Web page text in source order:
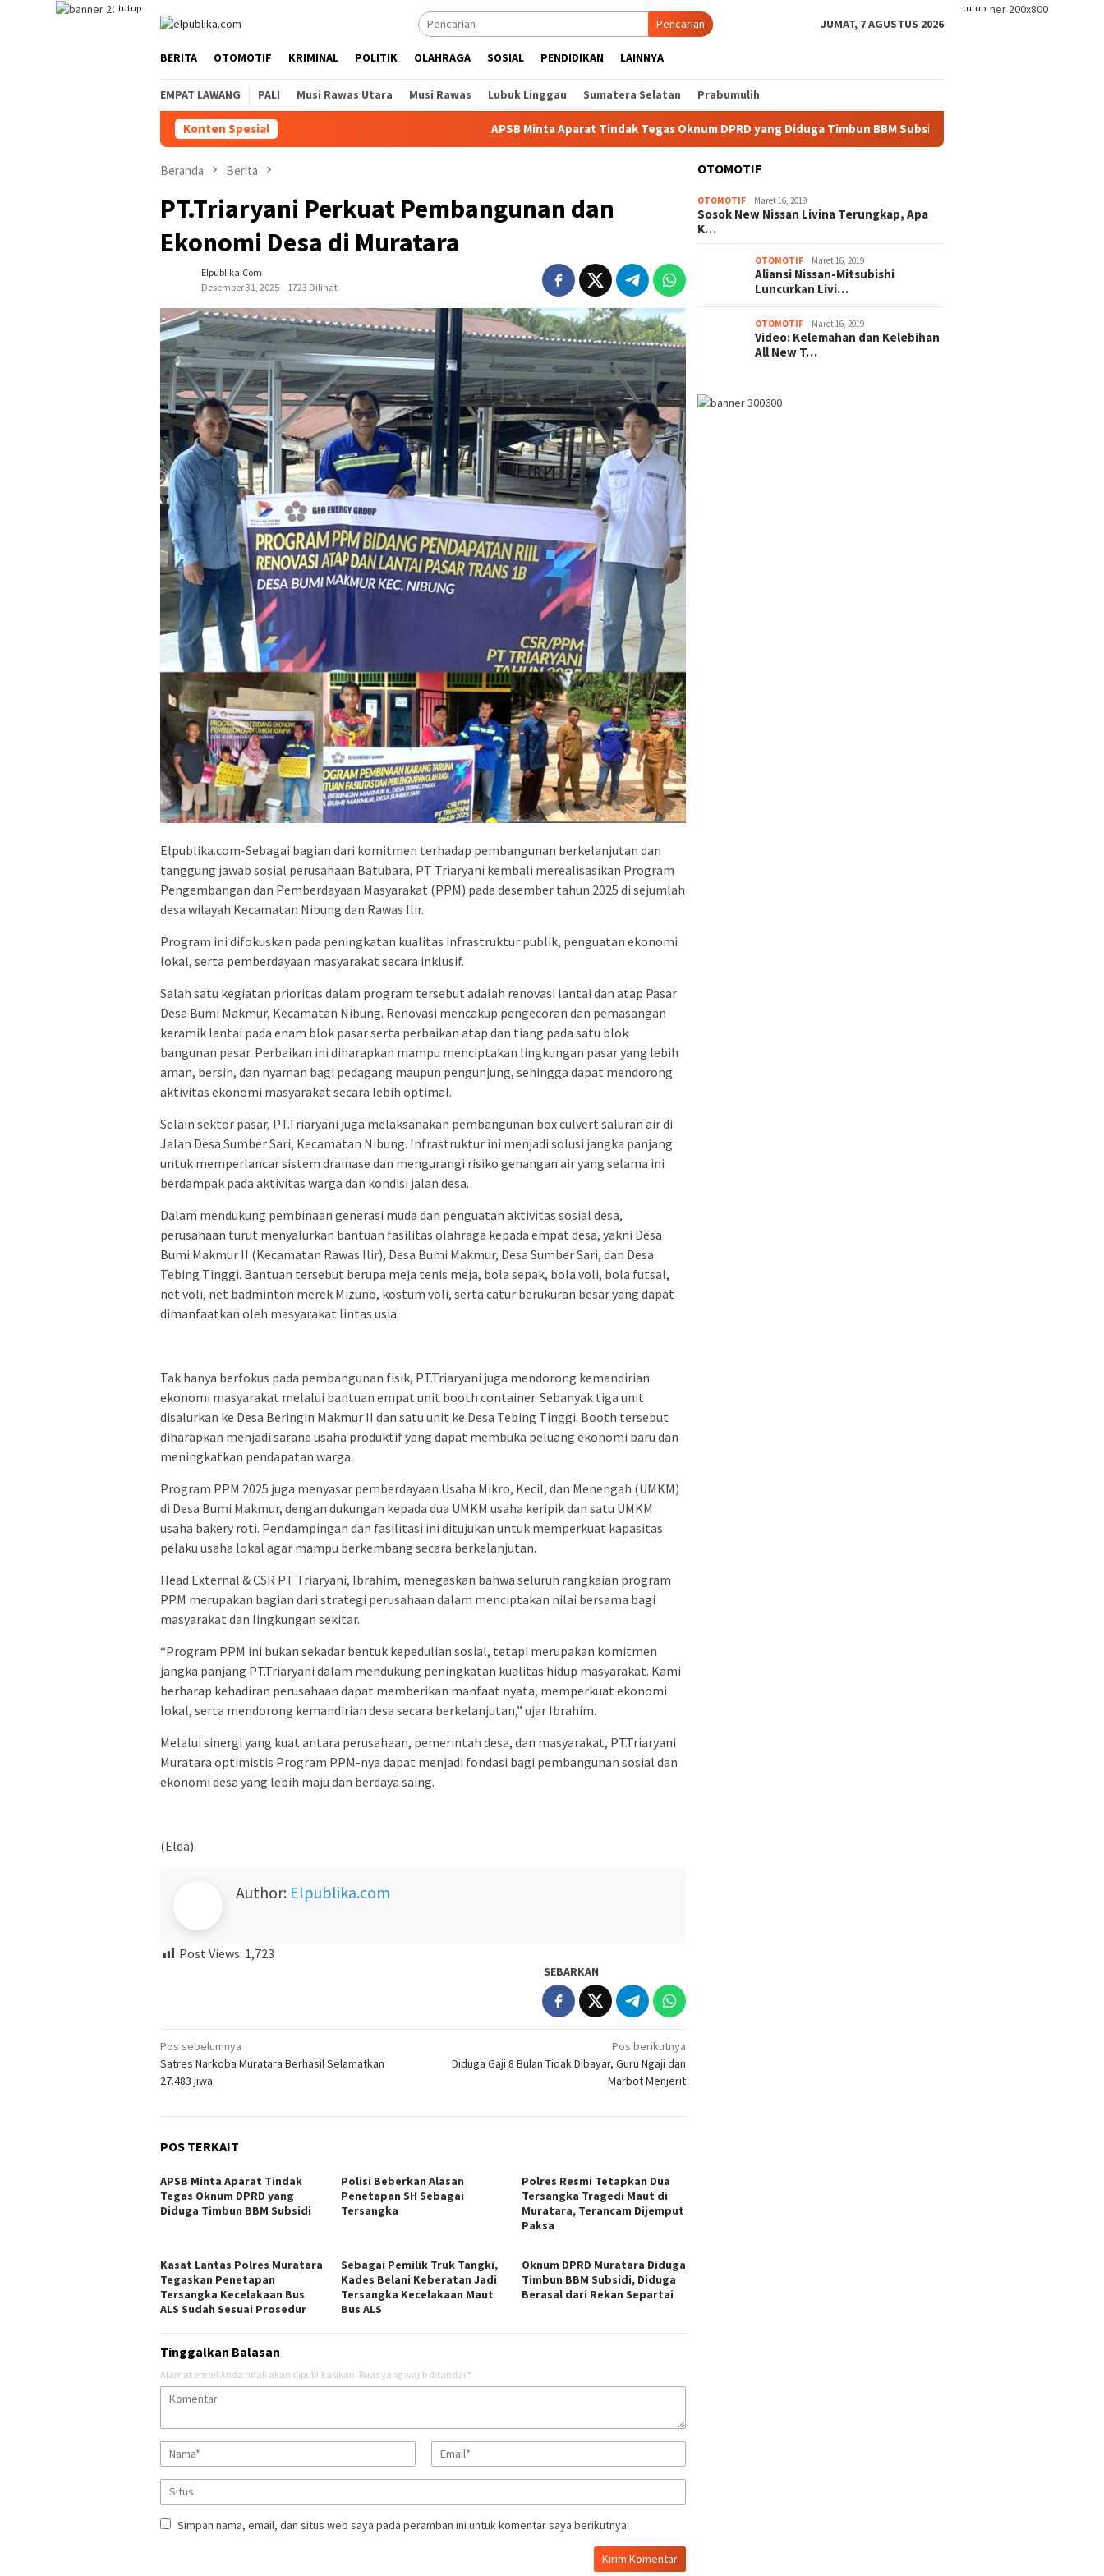
tutup tutup
Pencarian JUMAT, 7 AGUSTUS 2026
BERITA OTOMOTIF KRIMINAL POLITIK OLAHRAGA SOSIAL PENDIDIKAN LAINNYA
EMPAT LAWANG PALI Musi Rawas Utara Musi Rawas Lubuk Linggau Sumatera Selatan Prabumulih
Konten Spesial APSB Minta Aparat Tindak Tegas Oknum DPRD yang Diduga Timbun BBM Subsidi Polisi Beberkan Alasan Penetapan
Beranda Berita
PT.Triaryani Perkuat Pembangunan dan
Ekonomi Desa di Muratara
Elpublika.com
Desember 31, 2025
1723 Dilihat
Elpublika.com-Sebagai bagian dari komitmen terhadap pembangunan berkelanjutan dan
tanggung jawab sosial perusahaan Batubara, PT Triaryani kembali merealisasikan Program
Pengembangan dan Pemberdayaan Masyarakat (PPM) pada desember tahun 2025 di sejumlah
desa wilayah Kecamatan Nibung dan Rawas Ilir.
Program ini difokuskan pada peningkatan kualitas infrastruktur publik, penguatan ekonomi
lokal, serta pemberdayaan masyarakat secara inklusif.
Salah satu kegiatan prioritas dalam program tersebut adalah renovasi lantai dan atap Pasar
Desa Bumi Makmur, Kecamatan Nibung. Renovasi mencakup pengecoran dan pemasangan
keramik lantai pada enam blok pasar serta perbaikan atap dan tiang pada satu blok
bangunan pasar. Perbaikan ini diharapkan mampu menciptakan lingkungan pasar yang lebih
aman, bersih, dan nyaman bagi pedagang maupun pengunjung, sehingga dapat mendorong
aktivitas ekonomi masyarakat secara lebih optimal.
Selain sektor pasar, PT.Triaryani juga melaksanakan pembangunan box culvert saluran air di
Jalan Desa Sumber Sari, Kecamatan Nibung. Infrastruktur ini menjadi solusi jangka panjang
untuk memperlancar sistem drainase dan mengurangi risiko genangan air yang selama ini
berdampak pada aktivitas warga dan kondisi jalan desa.
Dalam mendukung pembinaan generasi muda dan penguatan aktivitas sosial desa,
perusahaan turut menyalurkan bantuan fasilitas olahraga kepada empat desa, yakni Desa
Bumi Makmur II (Kecamatan Rawas Ilir), Desa Bumi Makmur, Desa Sumber Sari, dan Desa
Tebing Tinggi. Bantuan tersebut berupa meja tenis meja, bola sepak, bola voli, bola futsal,
net voli, net badminton merek Mizuno, kostum voli, serta catur berukuran besar yang dapat
dimanfaatkan oleh masyarakat lintas usia.
Tak hanya berfokus pada pembangunan fisik, PT.Triaryani juga mendorong kemandirian
ekonomi masyarakat melalui bantuan empat unit booth container. Sebanyak tiga unit
disalurkan ke Desa Beringin Makmur II dan satu unit ke Desa Tebing Tinggi. Booth tersebut
diharapkan menjadi sarana usaha produktif yang dapat membuka peluang ekonomi baru dan
meningkatkan pendapatan warga.
Program PPM 2025 juga menyasar pemberdayaan Usaha Mikro, Kecil, dan Menengah (UMKM)
di Desa Bumi Makmur, dengan dukungan kepada dua UMKM usaha keripik dan satu UMKM
usaha bakery roti. Pendampingan dan fasilitasi ini ditujukan untuk memperkuat kapasitas
pelaku usaha lokal agar mampu berkembang secara berkelanjutan.
Head External & CSR PT Triaryani, Ibrahim, menegaskan bahwa seluruh rangkaian program
PPM merupakan bagian dari strategi perusahaan dalam menciptakan nilai bersama bagi
masyarakat dan lingkungan sekitar.
“Program PPM ini bukan sekadar bentuk kepedulian sosial, tetapi merupakan komitmen
jangka panjang PT.Triaryani dalam mendukung peningkatan kualitas hidup masyarakat. Kami
berharap kehadiran perusahaan dapat memberikan manfaat nyata, memperkuat ekonomi
lokal, serta mendorong kemandirian desa secara berkelanjutan,” ujar Ibrahim.
Melalui sinergi yang kuat antara perusahaan, pemerintah desa, dan masyarakat, PT.Triaryani
Muratara optimistis Program PPM-nya dapat menjadi fondasi bagi pembangunan sosial dan
ekonomi desa yang lebih maju dan berdaya saing.
(Elda)
Author: Elpublika.com
Post Views: 1,723
SEBARKAN
Navigasi
pos
Pos sebelumnya
Satres Narkoba Muratara Berhasil Selamatkan
27.483 jiwa
Pos berikutnya
Diduga Gaji 8 Bulan Tidak Dibayar, Guru Ngaji dan
Marbot Menjerit
POS TERKAIT
APSB Minta Aparat Tindak
Tegas Oknum DPRD yang
Diduga Timbun BBM Subsidi
Polisi Beberkan Alasan
Penetapan SH Sebagai
Tersangka
Polres Resmi Tetapkan Dua
Tersangka Tragedi Maut di
Muratara, Terancam Dijemput
Paksa
Kasat Lantas Polres Muratara
Tegaskan Penetapan
Tersangka Kecelakaan Bus
ALS Sudah Sesuai Prosedur
Sebagai Pemilik Truk Tangki,
Kades Belani Keberatan Jadi
Tersangka Kecelakaan Maut
Bus ALS
Oknum DPRD Muratara Diduga
Timbun BBM Subsidi, Diduga
Berasal dari Rekan Separtai
Tinggalkan Balasan
Alamat email Anda tidak akan dipublikasikan. Ruas yang wajib ditandai *
Simpan nama, email, dan situs web saya pada peramban ini untuk komentar saya berikutnya.
OTOMOTIF
OTOMOTIF Maret 16, 2019
Sosok New Nissan Livina Terungkap, Apa
K…
OTOMOTIF Maret 16, 2019
Aliansi Nissan-Mitsubishi
Luncurkan Livi…
OTOMOTIF Maret 16, 2019
Video: Kelemahan dan Kelebihan
All New T…